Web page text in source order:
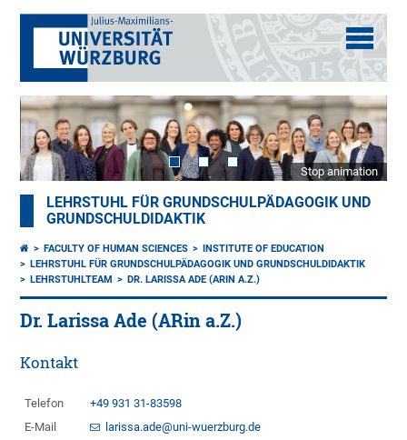
Stop animation
LEHRSTUHL FÜR GRUNDSCHULPÄDAGOGIK UND
GRUNDSCHULDIDAKTIK
FACULTY OF HUMAN SCIENCES
INSTITUTE OF EDUCATION
LEHRSTUHL FÜR GRUNDSCHULPÄDAGOGIK UND GRUNDSCHULDIDAKTIK
LEHRSTUHLTEAM
DR. LARISSA ADE (ARIN A.Z.)
Dr. Larissa Ade (ARin a.Z.)
Kontakt
Telefon
+49 931 31-83598
E-Mail
larissa.ade@uni-wuerzburg.de